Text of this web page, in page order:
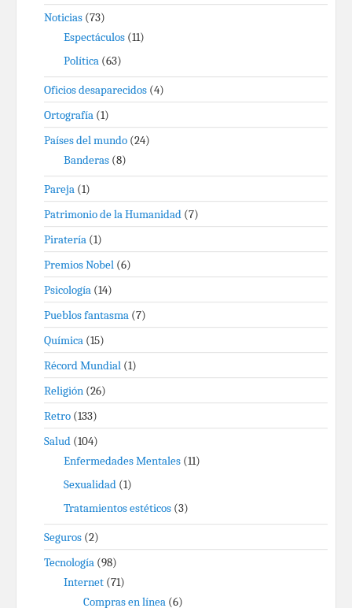
Noticias (73)
Espectáculos (11)
Política (63)
Oficios desaparecidos (4)
Ortografía (1)
Países del mundo (24)
Banderas (8)
Pareja (1)
Patrimonio de la Humanidad (7)
Piratería (1)
Premios Nobel (6)
Psicología (14)
Pueblos fantasma (7)
Química (15)
Récord Mundial (1)
Religión (26)
Retro (133)
Salud (104)
Enfermedades Mentales (11)
Sexualidad (1)
Tratamientos estéticos (3)
Seguros (2)
Tecnología (98)
Internet (71)
Compras en línea (6)